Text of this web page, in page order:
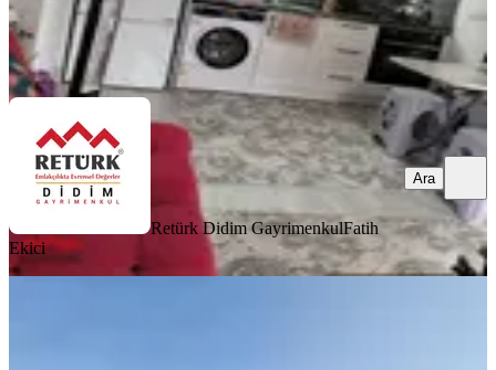
Retürk Didim GayrimenkulFatih Ekici
Ara
Retürk Didim GayrimenkulFatih
Ekici
Ara